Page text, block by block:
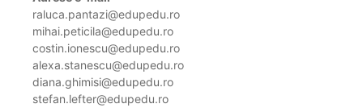
raluca.pantazi@edupedu.ro
mihai.peticila@edupedu.ro
costin.ionescu@edupedu.ro
alexa.stanescu@edupedu.ro
diana.ghimisi@edupedu.ro
stefan.lefter@edupedu.ro